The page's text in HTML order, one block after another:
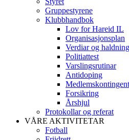
Gruppestyrene
Klubbhandbok
Lov for Hareid IL
Organisasjonsplan
Verdiar og
Politiattest
Varslingsrutinar
Antidoping
Forsikring
Årshjul
Protokollar og referat
VÅRE AKTIVITETAR
Fotball